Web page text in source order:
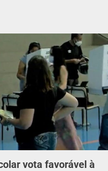
vota favorável à